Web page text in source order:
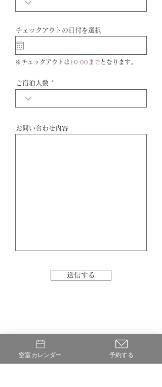
チェックアウトの日付を選択
※チェックアウトは 10:00まで となります。
ご宿泊人数
お問い合わせ内容
送信する
空室カレンダー 予約する